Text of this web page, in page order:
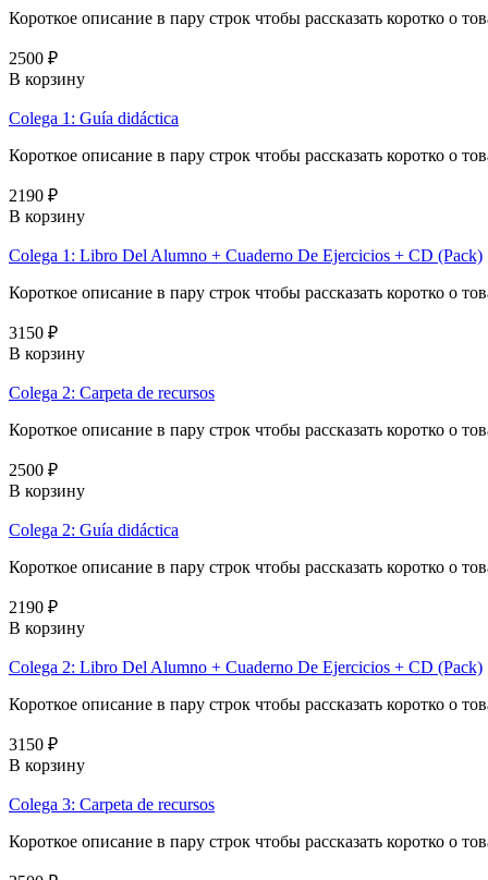
Короткое описание в пару строк чтобы рассказать коротко о
2500 ₽
В корзину
Colega 1: Guía didáctica
Короткое описание в пару строк чтобы рассказать коротко о
2190 ₽
В корзину
Colega 1: Libro Del Alumno + Cuaderno De Ejercicios + CD (Pack)
Короткое описание в пару строк чтобы рассказать коротко о
3150 ₽
В корзину
Colega 2: Carpeta de recursos
Короткое описание в пару строк чтобы рассказать коротко о
2500 ₽
В корзину
Colega 2: Guía didáctica
Короткое описание в пару строк чтобы рассказать коротко о
2190 ₽
В корзину
Colega 2: Libro Del Alumno + Cuaderno De Ejercicios + CD (Pack)
Короткое описание в пару строк чтобы рассказать коротко о
3150 ₽
В корзину
Colega 3: Carpeta de recursos
Короткое описание в пару строк чтобы рассказать коротко о